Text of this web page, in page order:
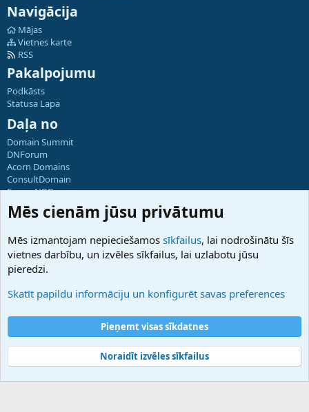
Navigācija
Mājas
Vietnes karte
RSS
Pakalpojumu
Podkāsts
Statusa Lapa
Daļa no
Domain Summit
DNForum
Acorn Domains
ConsultDomain
ForumNDD
Domainforum.ro
27.be
Hostmaria
Atbalsts
Palīdzība
Noteikumi un nosacījumi
Privātuma politika
Community platform by XenForo® © 2010-2025 XenForo Ltd.
Mēs cienām jūsu privātumu
Mēs izmantojam nepieciešamos sīkfailus, lai nodrošinātu šīs
vietnes darbību, un izvēles sīkfailus, lai uzlabotu jūsu
pieredzi.
Skatīt papildu informāciju un konfigurēt savas preferences
Pieņemt visas sīkdatnes
Noraidīt izvēles sīkfailus